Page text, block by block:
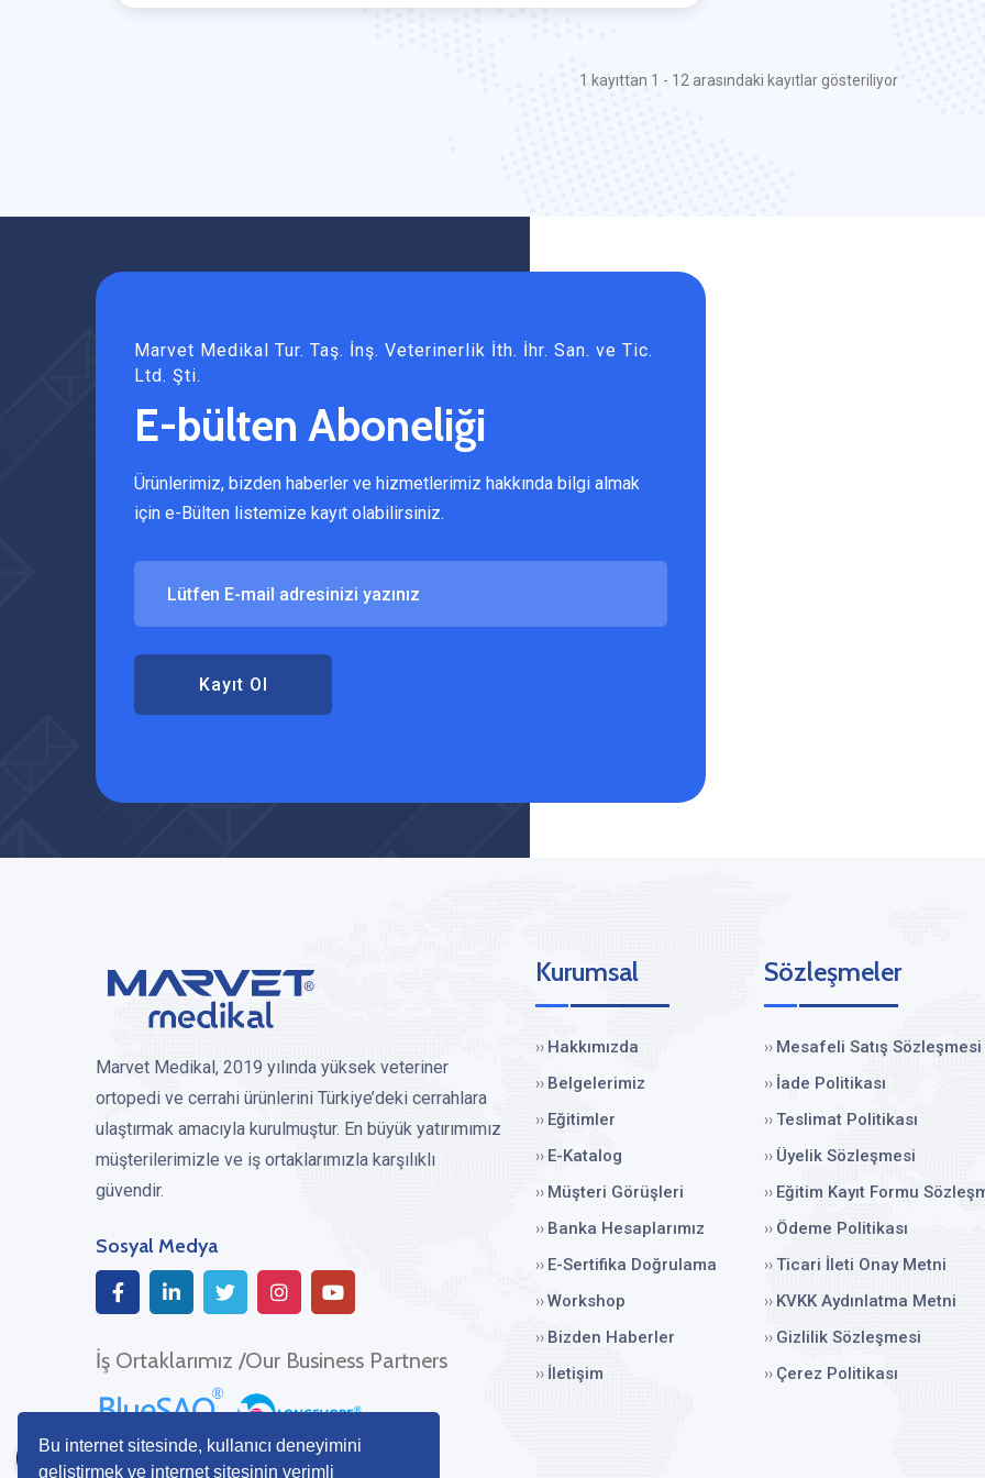
Bu internet sitesinde, kullanıcı deneyimini
geliştirmek ve internet sitesinin verimli
1 kayıttan 1 - 12 arasındaki kayıtlar gösteriliyor
Marvet Medikal Tur. Taş. İnş. Veterinerlik İth. İhr. San. ve Tic.
Ltd. Şti.
E-bülten Aboneliği
Ürünlerimiz, bizden haberler ve hizmetlerimiz hakkında bilgi almak
için e-Bülten listemize kayıt olabilirsiniz.
Kayıt Ol
Marvet Medikal, 2019 yılında yüksek veteriner
ortopedi ve cerrahi ürünlerini Türkiye’deki cerrahlara
ulaştırmak amacıyla kurulmuştur. En büyük yatırımımız
müşterilerimizle ve iş ortaklarımızla karşılıklı
güvendir.
Sosyal Medya
İş Ortaklarımız /Our Business Partners
Kurumsal
›› Hakkımızda
›› Belgelerimiz
›› Eğitimler
›› E-Katalog
›› Müşteri Görüşleri
›› Banka Hesaplarımız
›› E-Sertifika Doğrulama
››Workshop
›› Bizden Haberler
›› İletişim
Sözleşmeler
›› Mesafeli Satış Sözleşmesi
›› İade Politikası
››Teslimat Politikası
›› Üyelik Sözleşmesi
›› Eğitim Kayıt Formu
›› Ödeme Politikası
››Ticari İleti Onay Metni
›› KVKK Aydınlatma Metni
›› Gizlilik Sözleşmesi
›› Çerez Politikası